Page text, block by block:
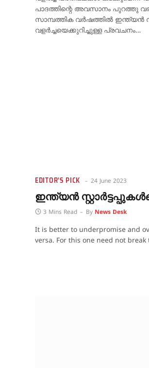
പാദത്തിന്റെ അവസാനം പുറത്തു
സാമ്പത്തിക വർഷത്തിൽ ഇന്ത്യൻ
വളർച്ചയെക്കുറിച്ചുള്ള പ്രവചനം…
EDITOR'S PICK 24 June 2023
ഇന്ത്യൻ
3 Mins Read By News Desk
It is better to underpromise and
versa. For this one need not